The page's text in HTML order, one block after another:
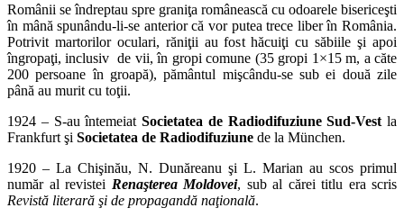
Românii se îndreptau spre graniţa românească cu odoarele bisericeşti
în mână spunându-li-se anterior că vor putea trece liber în România.
Potrivit martorilor oculari, răniţii au fost hăcuiţi cu săbiile şi apoi
îngropaţi, inclusiv de vii, în gropi comune (35 gropi 1×15 m, a căte
200 persoane în groapă), pământul mişcându-se sub ei două zile
până au murit cu toţii.
1924 – S-au întemeiat Societatea de Radiodifuziune Sud-Vest la
Frankfurt şi Societatea de Radiodifuziune de la München.
1920 – La Chişinău, N. Dunăreanu şi L. Marian au scos primul
număr al revistei Renaşterea Moldovei, sub al cărei titlu era scris
Revistă literară şi de propagandă naţională.